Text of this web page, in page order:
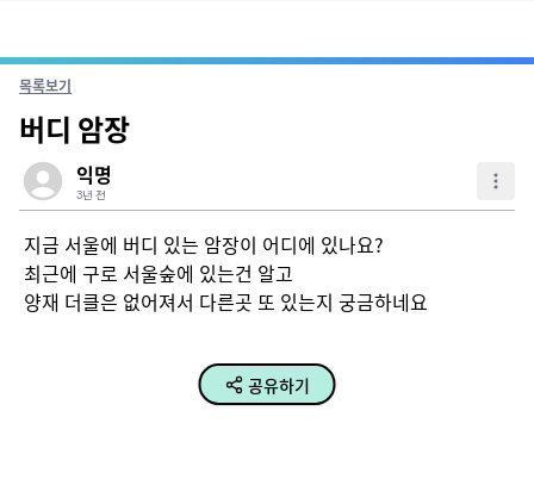
목록보기
버디 암장
익명
3년 전
지금 서울에 버디 있는 암장이 어디에 있나요?
최근에 구로 서울숲에 있는건 알고
양재 더클은 없어져서 다른곳 또 있는지 궁금하네요
공유하기